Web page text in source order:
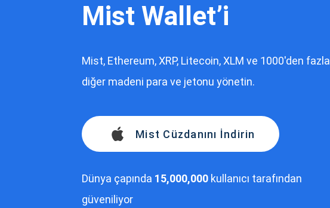
Mist Wallet’i
Mist, Ethereum, XRP, Litecoin, XLM ve 1000'den fazla
diğer madeni para ve jetonu yönetin.
Mist Cüzdanını İndirin
Dünya çapında 15,000,000 kullanıcı tarafından
güveniliyor